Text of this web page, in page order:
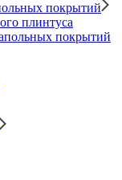
покрытий
плинтуса
покрытий